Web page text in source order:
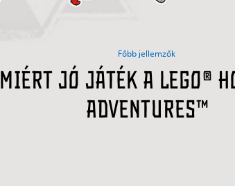
Főbb jellemzők
Miért jó játék a LEGO®
Adventures™